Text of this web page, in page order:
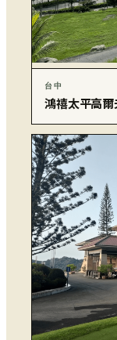
台中
鴻禧太平高